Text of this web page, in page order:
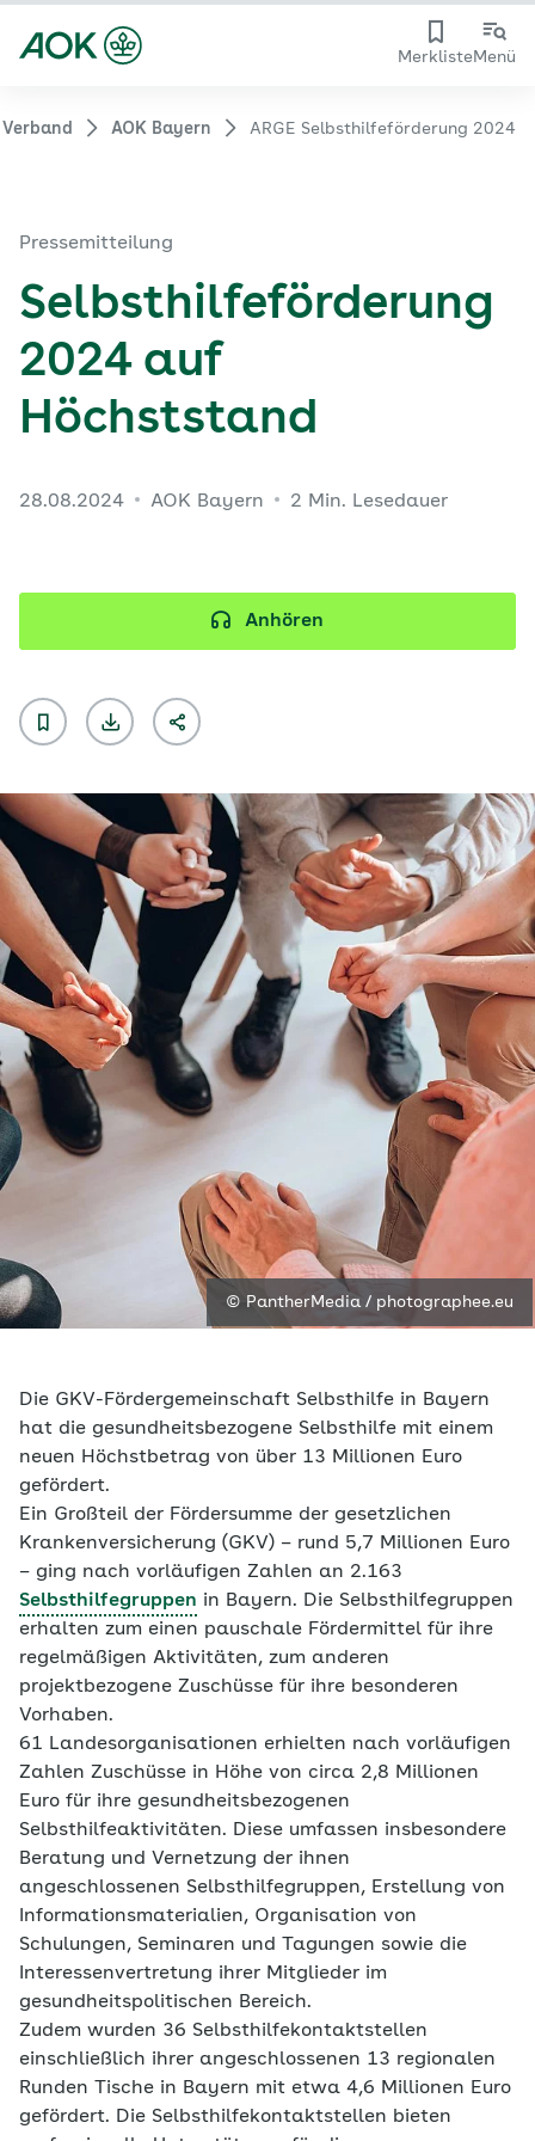
MerklisteMenü
AOK Bayern ARGE Selbsthilfeförderung 2024
Pressemitteilung
Selbsthilfeförderung
2024 auf
Höchststand
28.08.2024 AOK Bayern 2 Min. Lesedauer
Anhören
© PantherMedia / photographee.eu
Die GKV-Fördergemeinschaft Selbsthilfe in Bayern
hat die gesundheitsbezogene Selbsthilfe mit einem
neuen Höchstbetrag von über 13 Millionen Euro
gefördert.
Ein Großteil der Fördersumme der gesetzlichen
Krankenversicherung (GKV) – rund 5,7 Millionen Euro
– ging nach vorläufigen Zahlen an 2.163
Selbsthilfegruppen in Bayern. Die Selbsthilfegruppen
erhalten zum einen pauschale Fördermittel für ihre
regelmäßigen Aktivitäten, zum anderen
projektbezogene Zuschüsse für ihre besonderen
Vorhaben.
61 Landesorganisationen erhielten nach vorläufigen
Zahlen Zuschüsse in Höhe von circa 2,8 Millionen
Euro für ihre gesundheitsbezogenen
Selbsthilfeaktivitäten. Diese umfassen insbesondere
Beratung und Vernetzung der ihnen
angeschlossenen Selbsthilfegruppen, Erstellung von
Informationsmaterialien, Organisation von
Schulungen, Seminaren und Tagungen sowie die
Interessenvertretung ihrer Mitglieder im
gesundheitspolitischen Bereich.
Zudem wurden 36 Selbsthilfekontaktstellen
einschließlich ihrer angeschlossenen 13 regionalen
Runden Tische in Bayern mit etwa 4,6 Millionen Euro
gefördert. Die Selbsthilfekontaktstellen bieten